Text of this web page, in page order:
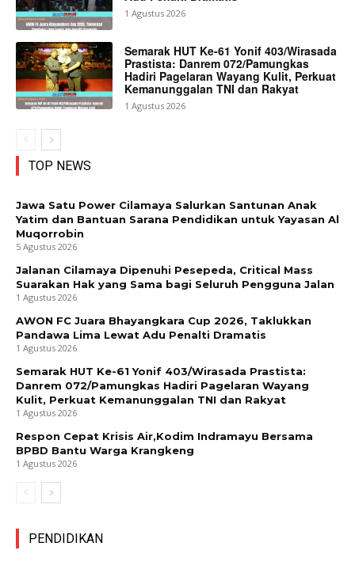
1 Agustus 2026
Semarak HUT Ke-61 Yonif 403/Wirasada
Prastista: Danrem 072/Pamungkas
Hadiri Pagelaran Wayang Kulit, Perkuat
Kemanunggalan TNI dan Rakyat
1 Agustus 2026
TOP NEWS
Jawa Satu Power Cilamaya Salurkan Santunan Anak
Yatim dan Bantuan Sarana Pendidikan untuk Yayasan Al
Muqorrobin
5 Agustus 2026
Jalanan Cilamaya Dipenuhi Pesepeda, Critical Mass
Suarakan Hak yang Sama bagi Seluruh Pengguna Jalan
1 Agustus 2026
AWON FC Juara Bhayangkara Cup 2026, Taklukkan
Pandawa Lima Lewat Adu Penalti Dramatis
1 Agustus 2026
Semarak HUT Ke-61 Yonif 403/Wirasada Prastista:
Danrem 072/Pamungkas Hadiri Pagelaran Wayang
Kulit, Perkuat Kemanunggalan TNI dan Rakyat
1 Agustus 2026
Respon Cepat Krisis Air,Kodim Indramayu Bersama
BPBD Bantu Warga Krangkeng
1 Agustus 2026
PENDIDIKAN